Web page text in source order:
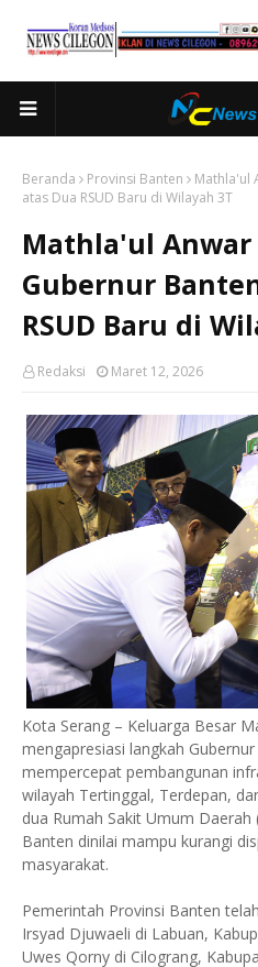
Beranda Provinsi Banten
Mathla'ul
atas Dua RSUD Baru di Wilayah 3T
Mathla'ul Anwar
Gubernur
RSUD Baru di
Redaksi Maret 12, 2026
Kota Serang – Keluarga Besar
mengapresiasi langkah
mempercepat pembangunan
wilayah Tertinggal, Terdepan,
dua Rumah Sakit Umum Daerah
Banten dinilai mampu kurangi
masyarakat.
Pemerintah Provinsi Banten
Irsyad Djuwaeli di Labuan,
Uwes Qorny di Cilograng,